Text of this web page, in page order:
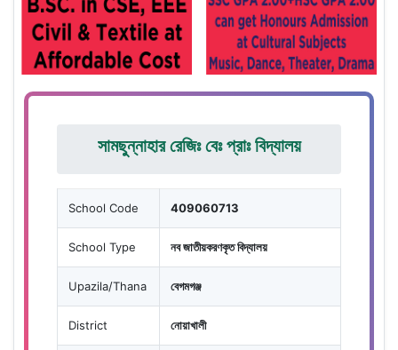
সামছুন্নাহার রেজিঃ বেঃ প্রাঃ বিদ্যালয়
School Code 409060713
School Type নব জাতীয়করণকৃত বিদ্যালয়
Upazila/Thana বেগমগঞ্জ
District নোয়াখালী